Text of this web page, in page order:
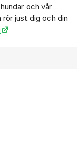
och vår
rör just dig och din